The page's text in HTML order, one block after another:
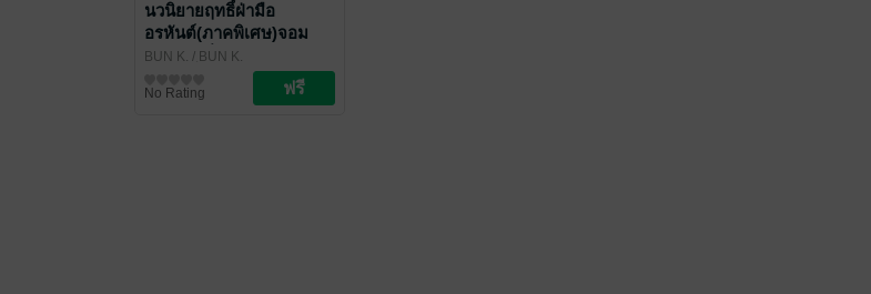
นวนิยายฤทธิ์ฝ่ามือ
อรหันต์(ภาคพิเศษ)จอม
มารน้อยยี่เทียนสิง
BUN K. / ฺBUN K.
No Rating